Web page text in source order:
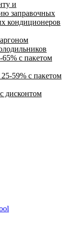
и
заправочных
кондиционеров
65% с пакетом
59% с пакетом
дисконтом